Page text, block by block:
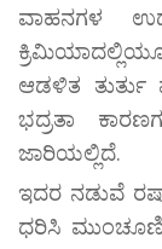
ವಾಹನಗಳ
ಆಡಳಿತ ತುರ್ತು
ಭದ್ರತಾ
ಜಾರಿಯಲ್ಲಿದೆ.
ಇದರ ನಡುವೆ
ಧರಿಸಿ ಮುಂಚೂಣಿ